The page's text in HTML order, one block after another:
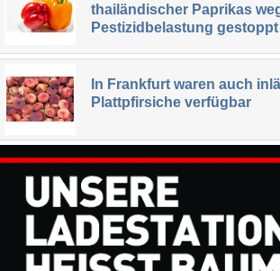
thailändischer Paprikas
Pestizidbelastung gestoppt
In Frankfurt waren auch
Plattpfirsiche verfügbar